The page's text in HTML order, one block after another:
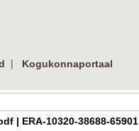
|
Kogukonnaportaal
| ERA-10320-38688-65901